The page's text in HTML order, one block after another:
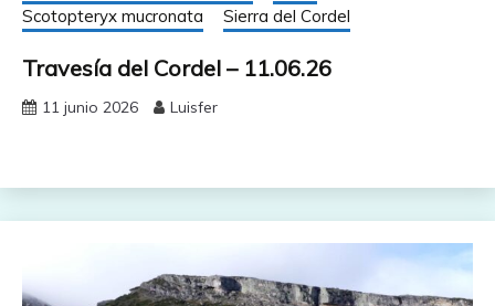
Scotopteryx mucronata
Sierra del Cordel
Travesía del Cordel – 11.06.26
11 junio 2026 Luisfer